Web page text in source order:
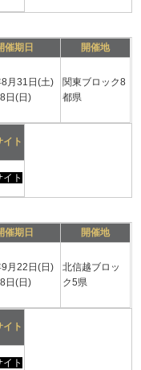
催期日 開催地
月31日(土)
日(日)
関東ブロック8
都県
イト
ト
催期日 開催地
月22日(日)
日(日)
北信越ブロッ
ク5県
イト
ト